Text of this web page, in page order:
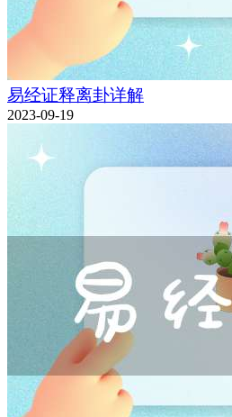
易经证释离卦详解
2023-09-19